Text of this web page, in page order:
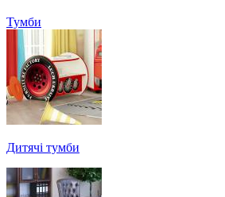
Тумби
Дитячі тумби